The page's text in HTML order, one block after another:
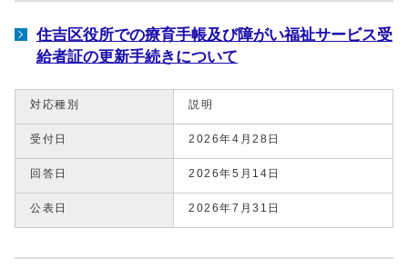
住吉区役所での療育手帳及び障がい福祉サービス受
給者証の更新手続きについて
対応種別 説明
受付日 2026年4月28日
回答日 2026年5月14日
公表日 2026年7月31日